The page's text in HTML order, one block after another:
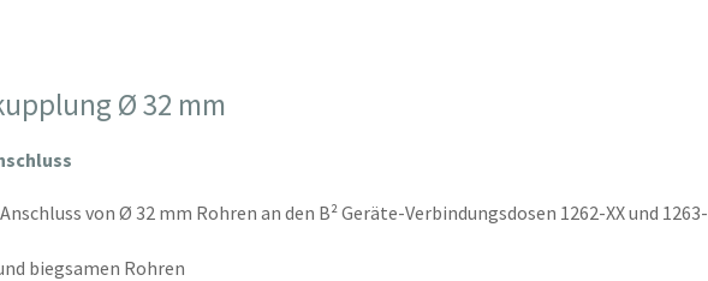
Ø 32 mm
von Ø 32 mm Rohren an den B² Geräte-Verbindungsdosen 1262-XX und 1263-
biegsamen Rohren